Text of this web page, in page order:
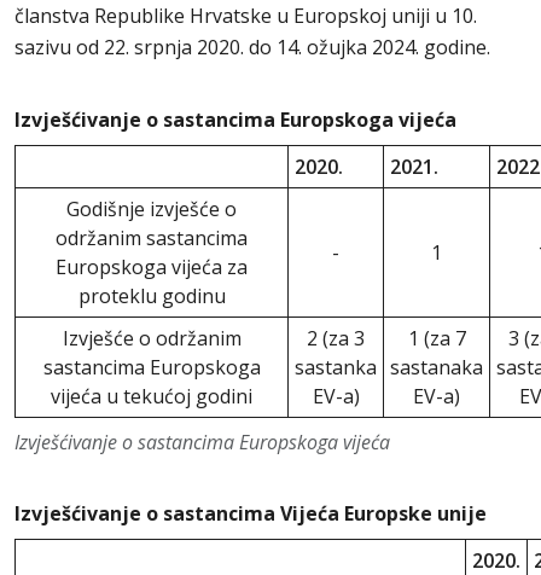
članstva Republike Hrvatske u Europskoj uniji u 10.
sazivu od 22. srpnja 2020. do 14. ožujka 2024. godine.
Izvješćivanje o sastancima Europskoga vijeća
Izvješćivanje o sastancima Europskoga vijeća
2020. 2021.
Godišnje izvješće o
održanim sastancima
Europskoga vijeća za
proteklu godinu
- 1
Izvješće o održanim
sastancima Europskoga
vijeća u tekućoj godini
2 (za 3
sastanka
EV-a)
1 (za 7
sastanaka
EV-a)
3
Izvješćivanje o sastancima Vijeća Europske unije
2020.